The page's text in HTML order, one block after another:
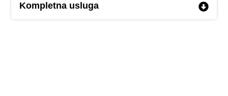
Kompletna usluga